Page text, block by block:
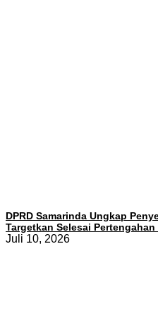
DPRD Samarinda Ungkap
Targetkan Selesai Pertengahan
Juli 10, 2026